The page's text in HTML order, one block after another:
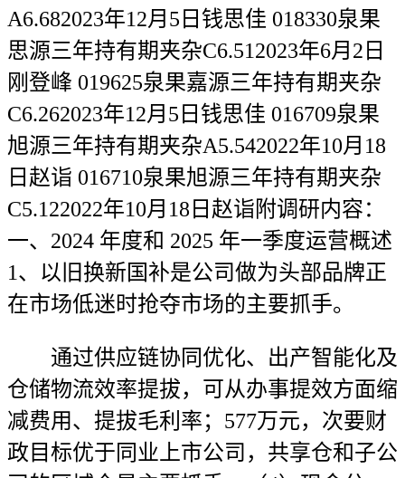
A6.682023年12月5日钱思佳 018330泉果
思源三年持有期夹杂C6.512023年6月2日
刚登峰 019625泉果嘉源三年持有期夹杂
C6.262023年12月5日钱思佳 016709泉果
旭源三年持有期夹杂A5.542022年10月18
日赵诣 016710泉果旭源三年持有期夹杂
C5.122022年10月18日赵诣附调研内容：
一、2024 年度和 2025 年一季度运营概述
1、以旧换新国补是公司做为头部品牌正
在市场低迷时抢夺市场的主要抓手。
通过供应链协同优化、出产智能化及
仓储物流效率提拔，可从办事提效方面缩
减费用、提拔毛利率；577万元，次要财
政目标优于同业上市公司，共享仓和子公